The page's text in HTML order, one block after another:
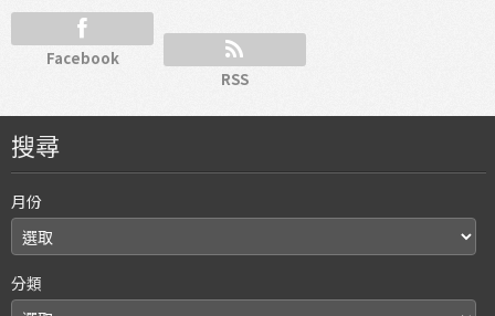
Facebook
RSS
搜尋
月份
分類